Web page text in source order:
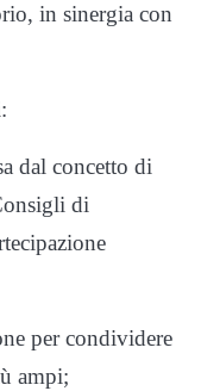
in sinergia con
dal concetto di
di
per condividere
ampi;